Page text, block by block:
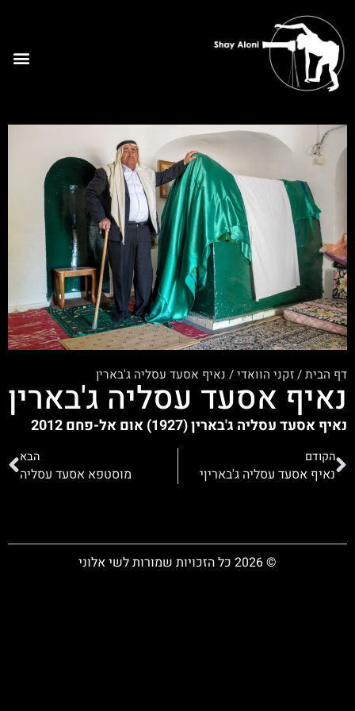
דף הבית/זקני הוואדי/ נאיף אסעד עסליה ג'בארין
נאיף אסעד עסליה ג'בארין
נאיף אסעד עסליה ג'בארין (1927) אום אל-פחם 2012
הקודם
נאיף אסעד עסליה ג'באריןי
הבא
מוסטפא אסעד עסליה
© 2026 כל הזכויות שמורות לשי אלוני